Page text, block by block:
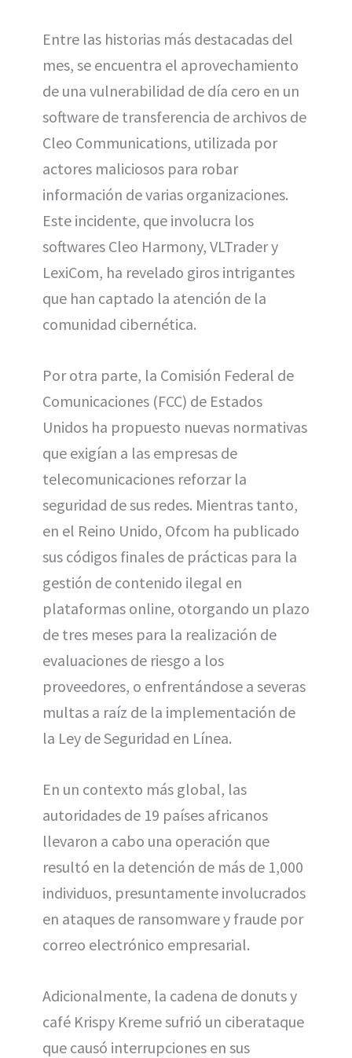
Entre las historias más destacadas del
mes, se encuentra el aprovechamiento
de una vulnerabilidad de día cero en un
software de transferencia de archivos de
Cleo Communications, utilizada por
actores maliciosos para robar
información de varias organizaciones.
Este incidente, que involucra los
softwares Cleo Harmony, VLTrader y
LexiCom, ha revelado giros intrigantes
que han captado la atención de la
comunidad cibernética.
Por otra parte, la Comisión Federal de
Comunicaciones (FCC) de Estados
Unidos ha propuesto nuevas normativas
que exigían a las empresas de
telecomunicaciones reforzar la
seguridad de sus redes. Mientras tanto,
en el Reino Unido, Ofcom ha publicado
sus códigos finales de prácticas para la
gestión de contenido ilegal en
plataformas online, otorgando un plazo
de tres meses para la realización de
evaluaciones de riesgo a los
proveedores, o enfrentándose a severas
multas a raíz de la implementación de
la Ley de Seguridad en Línea.
En un contexto más global, las
autoridades de 19 países africanos
llevaron a cabo una operación que
resultó en la detención de más de 1,000
individuos, presuntamente involucrados
en ataques de ransomware y fraude por
correo electrónico empresarial.
Adicionalmente, la cadena de donuts y
café Krispy Kreme sufrió un ciberataque
que causó interrupciones en sus